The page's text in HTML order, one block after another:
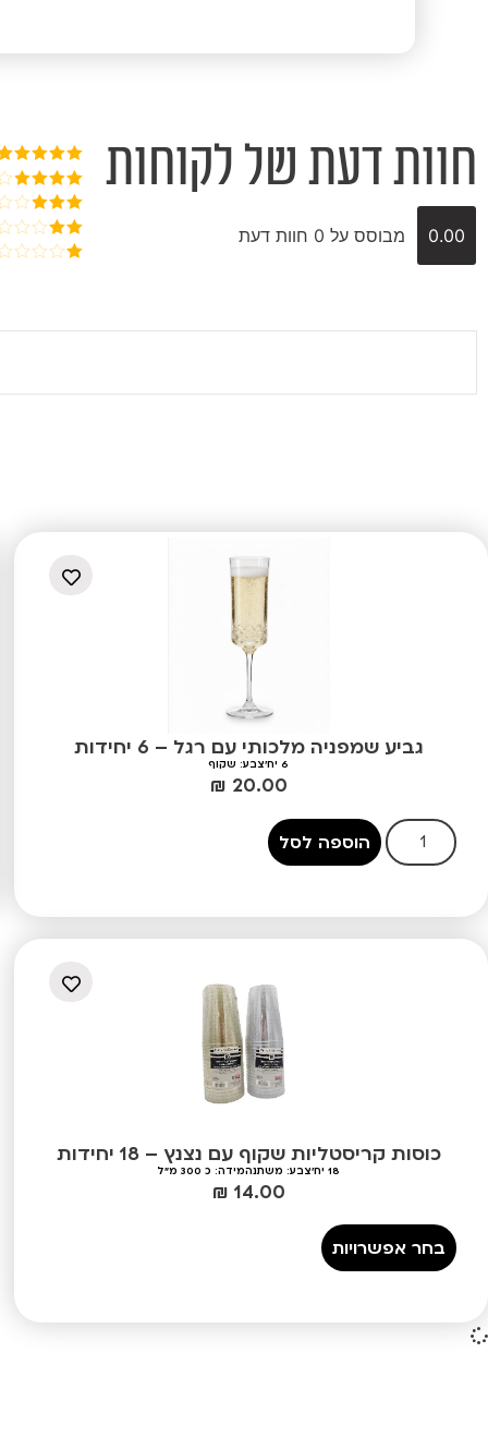
חוות דעת של לקוחות
0.00 מבוסס על 0 חוות דעת
דורג5מתוך
5
דורג4
מתוך 5
דורג3
מתוך 5
דורג
גביע שמפניה מלכותי עם רגל – 6 יחידות
6 יח' צבע: שקוף
₪ 20.00
הוספה לסל
כוסות קריסטליות שקוף עם נצנץ – 18 יחידות
18 יח' צבע: משתנהמידה: כ 300 מ"ל
₪ 14.00
בחר אפשרויות